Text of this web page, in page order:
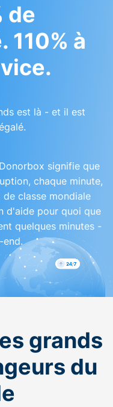
de
à
est là - et il est
signifie que
chaque minute,
classe mondiale
d'aide pour quoi que
quelques minutes -
end.
grands
du